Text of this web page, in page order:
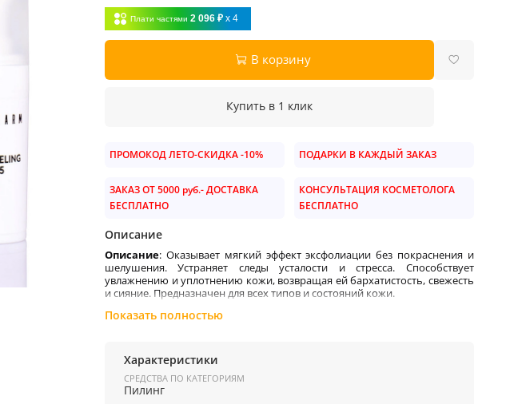
Плати частями 2 096 ₽ x 4
В корзину
Купить в 1 клик
ПРОМОКОД ЛЕТО-СКИДКА -10% ПОДАРКИ В КАЖДЫЙ ЗАКАЗ
ЗАКАЗ ОТ 5000 руб.- ДОСТАВКА
БЕСПЛАТНО
КОНСУЛЬТАЦИЯ КОСМЕТОЛОГА
БЕСПЛАТНО
Описание
Описание: Оказывает мягкий эффект эксфолиации без покраснения и
шелушения. Устраняет следы усталости и стресса. Способствует
увлажнению и уплотнению кожи, возвращая ей бархатистость, свежесть
и сияние. Предназначен для всех типов и состояний кожи.
При нанесении возможно ощущение легкого жжения и покалывания.
Пировиноградная кислота (5%) отшелушивает, при этом не вызывая
сухости, обеспечивает хороший увлажняющий эффект, благодаря
липофильным свойствам это вещество быстро и равномерно проникает
под кожу, при проведении пилингов это позволяет контролировать
Показать полностью
Характеристики
СРЕДСТВА ПО КАТЕГОРИЯМ
Пилинг